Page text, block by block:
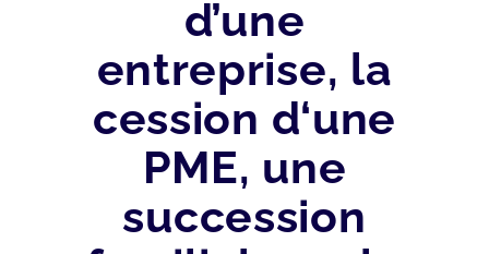
d’une
entreprise, la
cession d‘une
PME, une
succession